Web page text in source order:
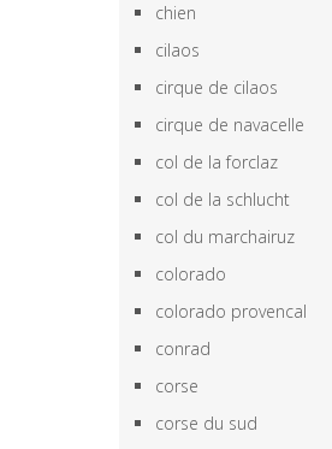
chien
cilaos
cirque de cilaos
cirque de navacelle
col de la forclaz
col de la schlucht
col du marchairuz
colorado
colorado provencal
conrad
corse
corse du sud